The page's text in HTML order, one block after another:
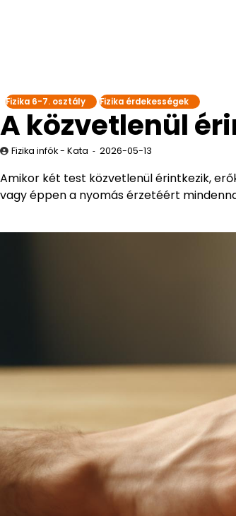
Fizika 6-7. osztály Fizika érdekességek
A közvetlenül
Fizika infók - Kata 2026-05-13
Amikor két test közvetlenül érintkezik,
vagy éppen a nyomás érzetéért